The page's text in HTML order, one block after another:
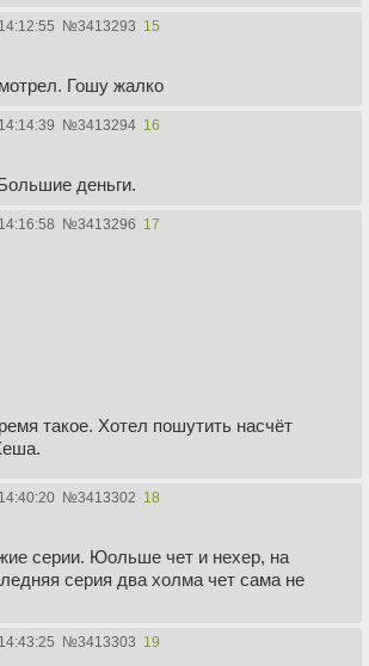
№3413293 15
Гошу жалко
№3413294 16
деньги.
№3413296 17
такое. Хотел пошутить насчёт
№3413302 18
серии. Юольше чет и нехер, на
серия два холма чет сама не
№3413303 19